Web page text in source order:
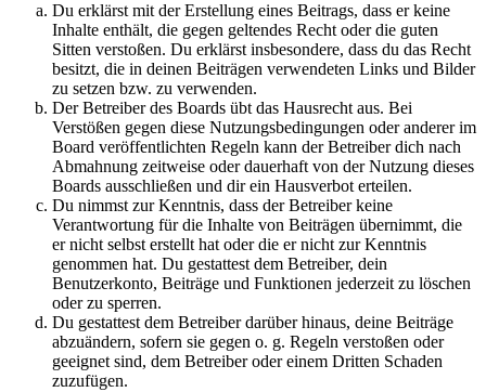
Du erklärst mit der Erstellung eines Beitrags, dass er keine
Inhalte enthält, die gegen geltendes Recht oder die guten
Sitten verstoßen. Du erklärst insbesondere, dass du das Recht
besitzt, die in deinen Beiträgen verwendeten Links und Bilder
zu setzen bzw. zu verwenden.
Der Betreiber des Boards übt das Hausrecht aus. Bei
Verstößen gegen diese Nutzungsbedingungen oder anderer im
Board veröffentlichten Regeln kann der Betreiber dich nach
Abmahnung zeitweise oder dauerhaft von der Nutzung dieses
Boards ausschließen und dir ein Hausverbot erteilen.
Du nimmst zur Kenntnis, dass der Betreiber keine
Verantwortung für die Inhalte von Beiträgen übernimmt, die
er nicht selbst erstellt hat oder die er nicht zur Kenntnis
genommen hat. Du gestattest dem Betreiber, dein
Benutzerkonto, Beiträge und Funktionen jederzeit zu löschen
oder zu sperren.
Du gestattest dem Betreiber darüber hinaus, deine Beiträge
abzuändern, sofern sie gegen o. g. Regeln verstoßen oder
geeignet sind, dem Betreiber oder einem Dritten Schaden
zuzufügen.